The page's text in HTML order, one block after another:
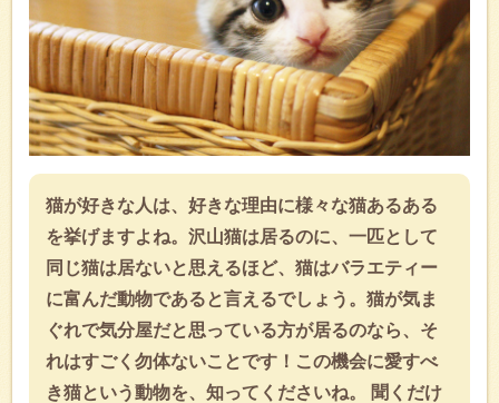
猫が好きな人は、好きな理由に様々な猫あるある
を挙げますよね。沢山猫は居るのに、一匹として
同じ猫は居ないと思えるほど、猫はバラエティー
に富んだ動物であると言えるでしょう。猫が気ま
ぐれで気分屋だと思っている方が居るのなら、そ
れはすごく勿体ないことです！この機会に愛すべ
き猫という動物を、知ってくださいね。 聞くだけ